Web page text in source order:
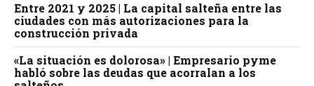
Entre 2021 y 2025 | La capital salteña entre las
ciudades con más autorizaciones para la
construcción privada
«La situación es dolorosa» | Empresario pyme
habló sobre las deudas que acorralan a los